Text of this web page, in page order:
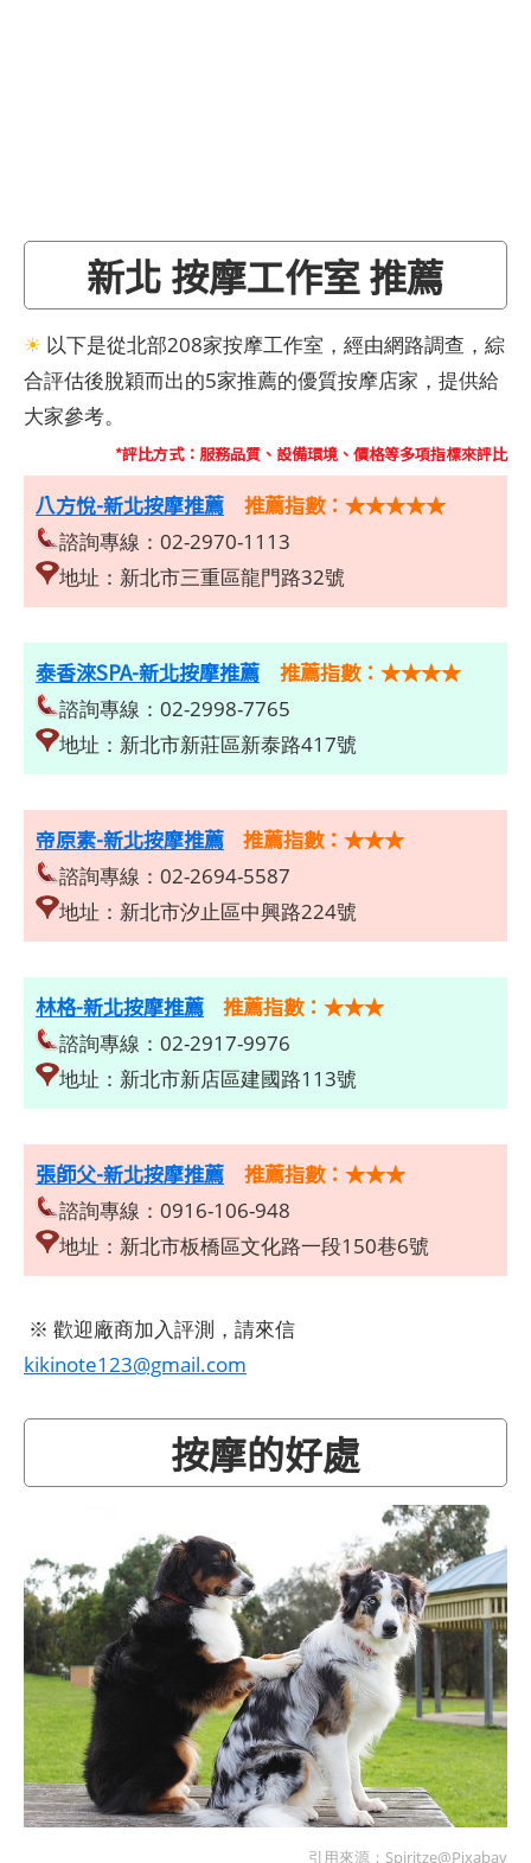
新北 按摩工作室 推薦
☀ 以下是從北部208家按摩工作室，經由網路調查，綜
合評估後脫穎而出的5家推薦的優質按摩店家，提供給
大家參考。
*評比方式：服務品質、設備環境、價格等多項指標來評比
八方悅-新北按摩推薦 推薦指數：★★★★★
諮詢專線：02-2970-1113
地址：新北市三重區龍門路32號
泰香淶SPA-新北按摩推薦 推薦指數：★★★★
諮詢專線：02-2998-7765
地址：新北市新莊區新泰路417號
帝原素-新北按摩推薦 推薦指數：★★★
諮詢專線：02-2694-5587
地址：新北市汐止區中興路224號
林格-新北按摩推薦 推薦指數：★★★
諮詢專線：02-2917-9976
地址：新北市新店區建國路113號
張師父-新北按摩推薦 推薦指數：★★★
諮詢專線：0916-106-948
地址：新北市板橋區文化路一段150巷6號
※ 歡迎廠商加入評測，請來信
kikinote123@gmail.com
按摩的好處
引用來源： Spiritze@Pixabay